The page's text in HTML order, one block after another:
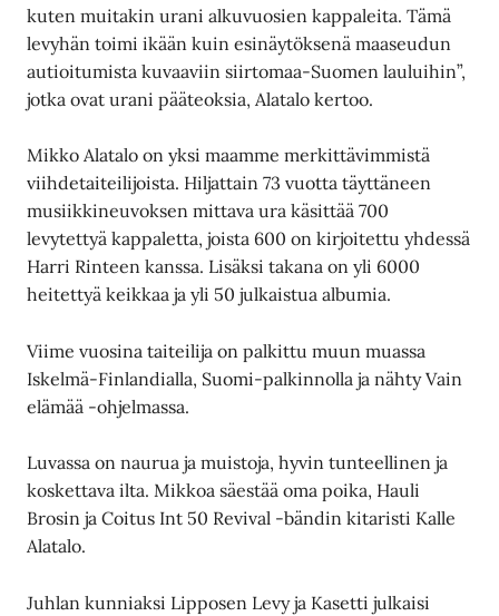
kuten muitakin urani alkuvuosien kappaleita. Tämä
levyhän toimi ikään kuin esinäytöksenä maaseudun
autioitumista kuvaaviin siirtomaa-Suomen lauluihin”,
jotka ovat urani pääteoksia, Alatalo kertoo.
Mikko Alatalo on yksi maamme merkittävimmistä
viihdetaiteilijoista. Hiljattain 73 vuotta täyttäneen
musiikkineuvoksen mittava ura käsittää 700
levytettyä kappaletta, joista 600 on kirjoitettu yhdessä
Harri Rinteen kanssa. Lisäksi takana on yli 6000
heitettyä keikkaa ja yli 50 julkaistua albumia.
Viime vuosina taiteilija on palkittu muun muassa
Iskelmä-Finlandialla, Suomi-palkinnolla ja nähty Vain
elämää -ohjelmassa.
Luvassa on naurua ja muistoja, hyvin tunteellinen ja
koskettava ilta. Mikkoa säestää oma poika, Hauli
Brosin ja Coitus Int 50 Revival -bändin kitaristi Kalle
Alatalo.
Juhlan kunniaksi Lipposen Levy ja Kasetti julkaisi